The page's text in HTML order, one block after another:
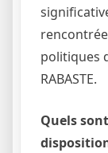
politiques
RABASTE.
Quels